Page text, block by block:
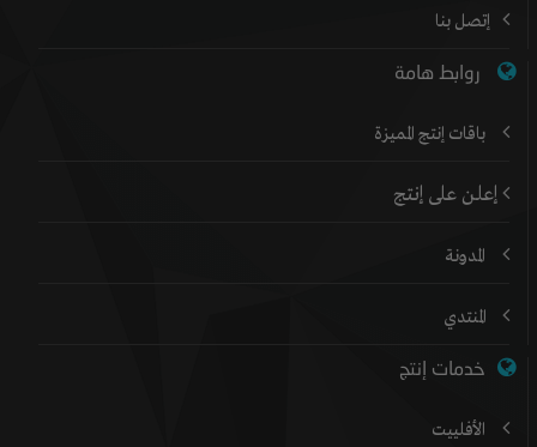
إتصل بنا
روابط هامة
باقات إنتج المميزة
إعلن على إنتج
المدونة
المنتدي
خدمات إنتج
الأفلييت